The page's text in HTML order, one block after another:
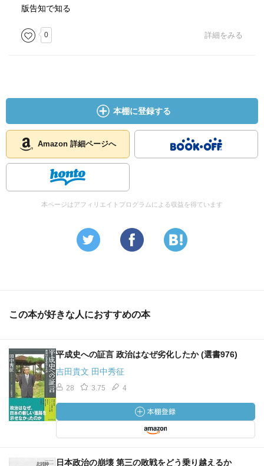
版告知で知る
0 詳細をみる
本棚に登録する
Amazon 詳細ページへ
本ページはアフィリエイトプログラムによる収益を得ています
この本が好きな人におすすめの本
平成史への証言 政治はなぜ劣化したか (選書976)
吉田貴文 田中秀征
28 3.75 4
日本政治の崩壊 第三の敗戦をどう乗り越えるか